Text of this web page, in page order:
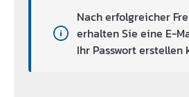
Nach erfolgreicher
erhalten Sie eine E-
Ihr Passwort erstellen